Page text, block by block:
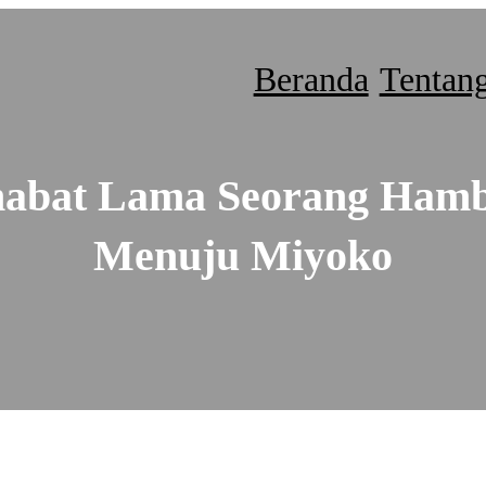
Beranda
Lama Seorang
Menuju Miyoko